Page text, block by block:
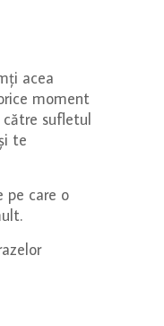
acea
moment
sufletul
te
pe care o